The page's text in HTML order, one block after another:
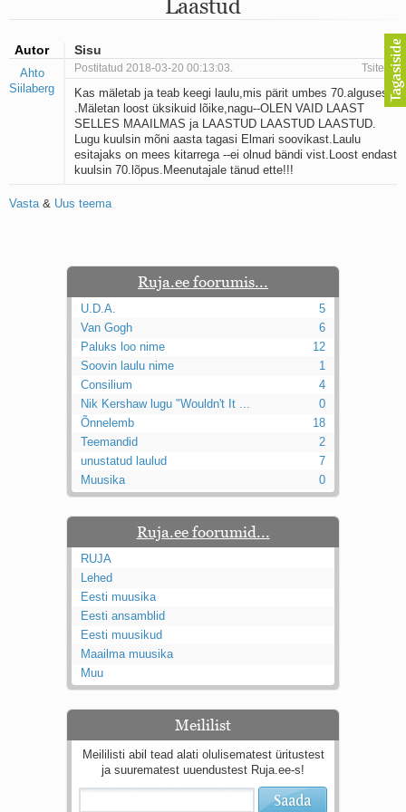
Mu isamaa on minu arm
Aeg
Oota mind
Ih-ih-hii ja ah-ah-haa
Päikeselapsed
Laul võimalusest
Luigelaul
Nii vaikseks kõik on jäänud
Ei mullast
Põhi, lõuna, ida, lääs
Elupõline kaja
Omaette
Perekondlik
Kassimäng
Läänemere lained
Üle müüri
Valgusemaastikud
Kaks pihtimust
Ahtumine
Braueri lint
Laastud
Autor Sisu
Ahto
Siilaberg
Postitatud 2018-03-20 00:13:03. Tsiteeri
Kas mäletab ja teab keegi laulu,mis pärit umbes 70.algusest
.Mäletan loost üksikuid lõike,nagu--OLEN VAID LAAST
SELLES MAAILMAS ja LAASTUD LAASTUD LAASTUD.
Lugu kuulsin mõni aasta tagasi Elmari soovikast.Laulu
esitajaks on mees kitarrega --ei olnud bändi vist.Loost endast
kuulsin 70.lõpus.Meenutajale tänud ette!!!
Vasta& Uus teema
Ruja.ee foorumis...
U.D.A.
5
Van Gogh
6
Paluks loo nime
12
Soovin laulu nime
1
Consilium
4
Nik Kershaw lugu "Wouldn't It ...
0
Õnnelemb
18
Teemandid
2
unustatud laulud
7
Muusika
0
Ruja.ee foorumid...
RUJA
Lehed
Eesti muusika
Eesti ansamblid
Eesti muusikud
Maailma muusika
Muu
Meililist
Meililisti abil tead alati olulisematest üritustest
ja suurematest uuendustest Ruja.ee-s!